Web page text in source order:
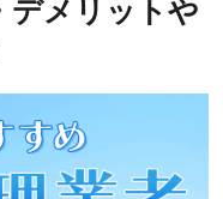
デメリットや